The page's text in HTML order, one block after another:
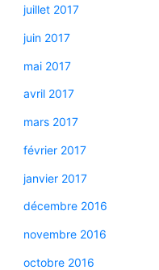
juillet 2017
juin 2017
mai 2017
avril 2017
mars 2017
février 2017
janvier 2017
décembre 2016
novembre 2016
octobre 2016